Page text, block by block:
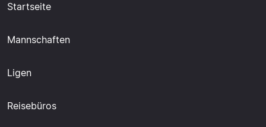
Startseite
Mannschaften
Ligen
Reisebüros